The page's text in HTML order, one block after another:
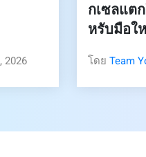
2026
กเซลแต
หรับมือใ
โดย Team